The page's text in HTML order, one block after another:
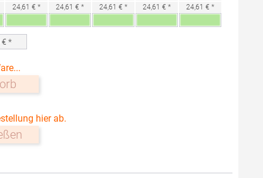
24,61 € *
24,61 € *
24,61 € *
24,61 € *
24,61 € *
€ *
hier ab.